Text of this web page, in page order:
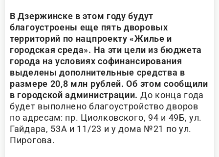
В Дзержинске в этом году будут
благоустроены еще пять дворовых
территорий по нацпроекту «Жилье и
городская среда». На эти цели из бюджета
города на условиях софинансирования
выделены дополнительные средства в
размере 20,8 млн рублей. Об этом сообщили
в городской администрации. До конца года
будет выполнено благоустройство дворов
по адресам: пр. Циолковского, 94 и 49Б, ул.
Гайдара, 53А и 11/23 и у дома №21 по ул.
Пирогова.